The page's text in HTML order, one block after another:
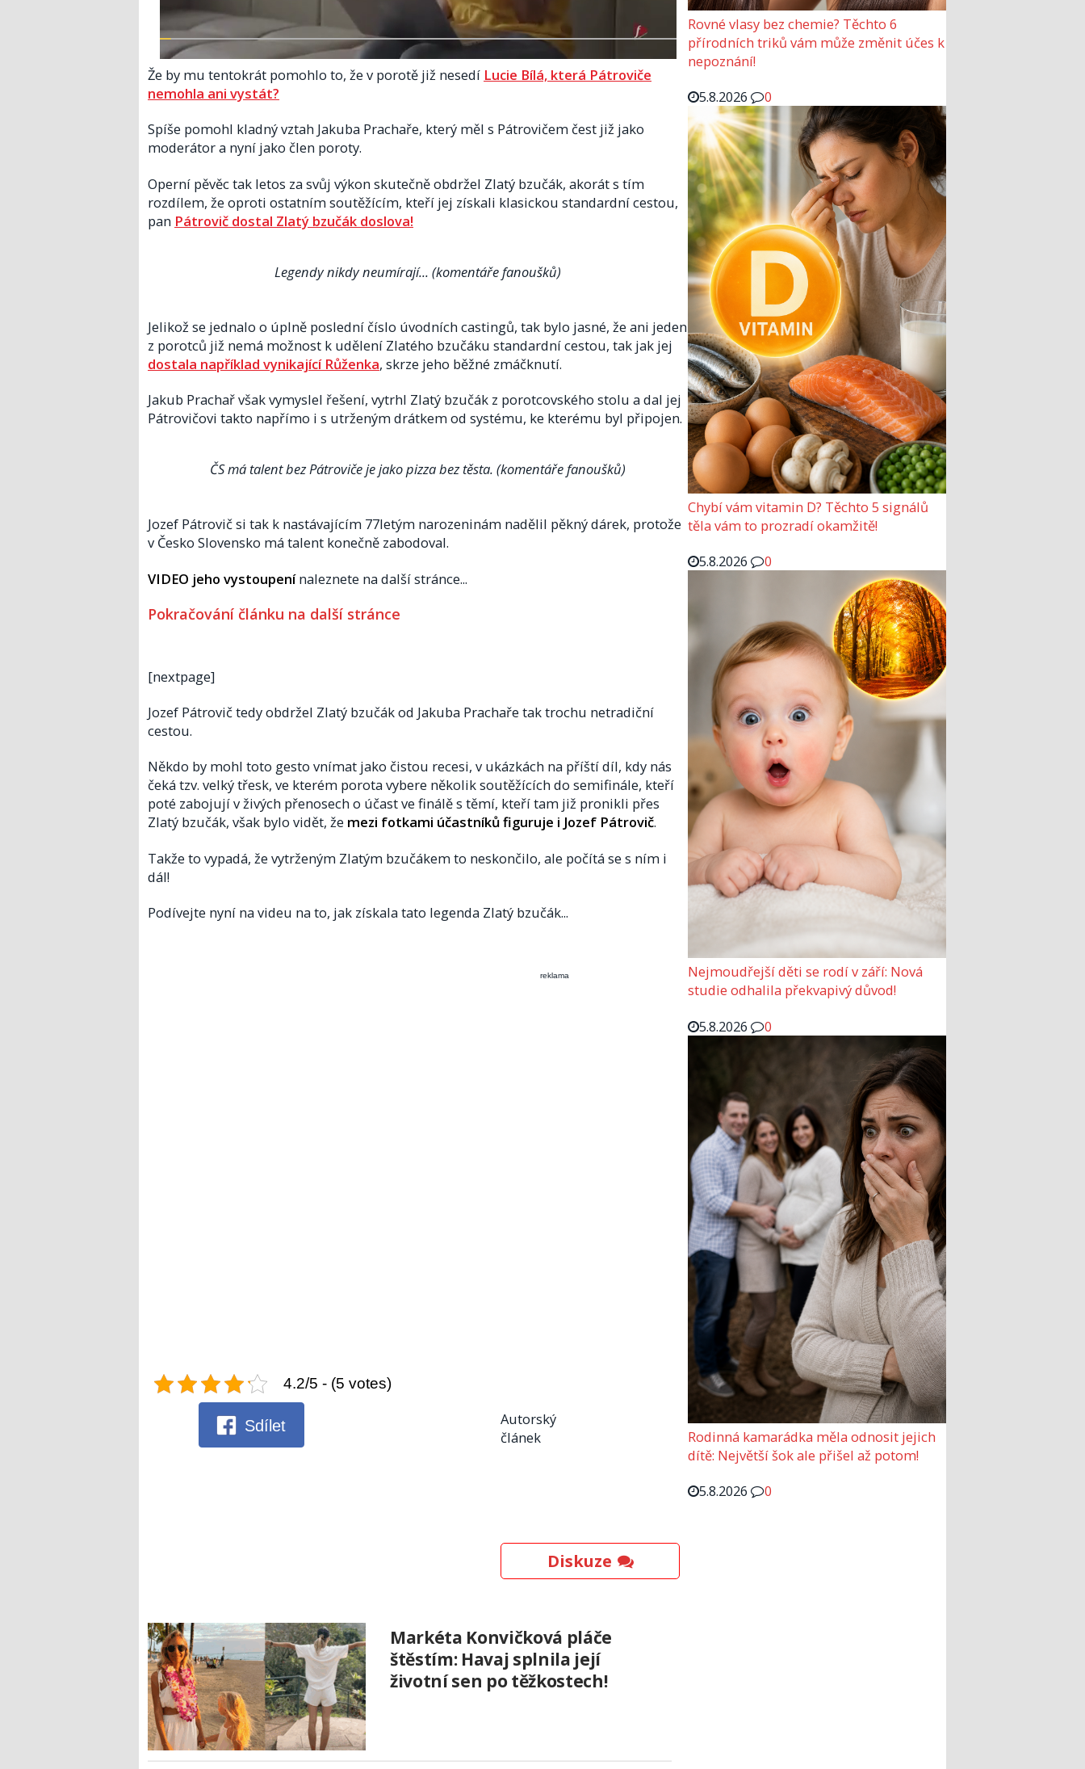
Že by mu tentokrát pomohlo to, že v porotě již nesedí Lucie Bílá, která Pátroviče
nemohla ani vystát?
Spíše pomohl kladný vztah Jakuba Prachaře, který měl s Pátrovičem čest již jako
moderátor a nyní jako člen poroty.
Operní pěvěc tak letos za svůj výkon skutečně obdržel Zlatý bzučák, akorát s tím
rozdílem, že oproti ostatním soutěžícím, kteří jej získali klasickou standardní cestou,
pan Pátrovič dostal Zlatý bzučák doslova!
Legendy nikdy neumírají... (komentáře fanoušků)
Jelikož se jednalo o úplně poslední číslo úvodních castingů, tak bylo jasné, že ani jeden
z porotců již nemá možnost k udělení Zlatého bzučáku standardní cestou, tak jak jej
dostala například vynikající Růženka, skrze jeho běžné zmáčknutí.
Jakub Prachař však vymyslel řešení, vytrhl Zlatý bzučák z porotcovského stolu a dal jej
Pátrovičovi takto napřímo i s utrženým drátkem od systému, ke kterému byl připojen.
ČS má talent bez Pátroviče je jako pizza bez těsta. (komentáře fanoušků)
Jozef Pátrovič si tak k nastávajícím 77letým narozeninám nadělil pěkný dárek, protože
v Česko Slovensko má talent konečně zabodoval.
VIDEO jeho vystoupenínaleznete na další stránce...
Pokračování článku na další stránce
[nextpage]
Jozef Pátrovič tedy obdržel Zlatý bzučák od Jakuba Prachaře tak trochu netradiční
cestou.
Někdo by mohl toto gesto vnímat jako čistou recesi, v ukázkách na příští díl, kdy nás
čeká tzv. velký třesk, ve kterém porota vybere několik soutěžících do semifinále, kteří
poté zabojují v živých přenosech o účast ve finálě s těmí, kteří tam již pronikli přes
Zlatý bzučák, však bylo vidět, že mezi fotkami účastníků figuruje i Jozef Pátrovič.
Takže to vypadá, že vytrženým Zlatým bzučákem to neskončilo, ale počítá se s ním i
dál!
Podívejte nyní na videu na to, jak získala tato legenda Zlatý bzučák...
reklama
4.2/5 - (5 votes)
Sdílet
Autorský
článek
Diskuze
Markéta Konvičková pláče
štěstím: Havaj splnila její
životní sen po těžkostech!
Rovné vlasy bez chemie? Těchto 6
přírodních triků vám může změnit účes k
nepoznání!
5.8.2026
0
Chybí vám vitamin D? Těchto 5 signálů
těla vám to prozradí okamžitě!
5.8.2026
0
Nejmoudřejší děti se rodí v září: Nová
studie odhalila překvapivý důvod!
5.8.2026
0
Rodinná kamarádka měla odnosit jejich
dítě: Největší šok ale přišel až potom!
5.8.2026
0